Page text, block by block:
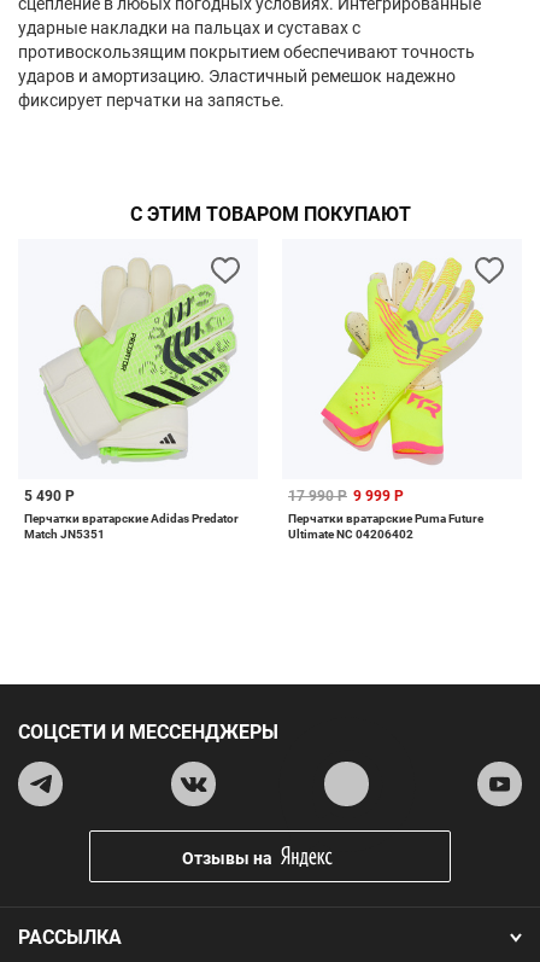
ударные накладки на пальцах и суставах с
противоскользящим покрытием обеспечивают точность
ударов и амортизацию. Эластичный ремешок надежно
фиксирует перчатки на запястье.
С ЭТИМ ТОВАРОМ ПОКУПАЮТ
5 490 Р
Перчатки вратарские Adidas Predator
Match JN5351
17 990 Р 9 999 Р
Перчатки вратарские Puma Future
Ultimate NC 04206402
РАССЫЛКА
СОЦСЕТИ И МЕССЕНДЖЕРЫ
Отзывы на